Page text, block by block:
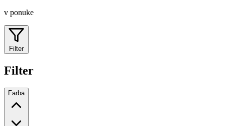
v ponuke
Filter
Filter
Farba